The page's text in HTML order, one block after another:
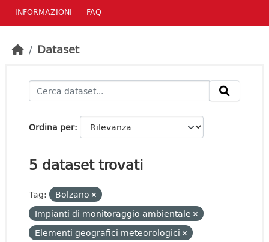
INFORMAZIONI FAQ
Dataset
Ordina per
5 dataset trovati
Tag:
Bolzano
Impianti di monitoraggio ambientale
Elementi geografici meteorologici